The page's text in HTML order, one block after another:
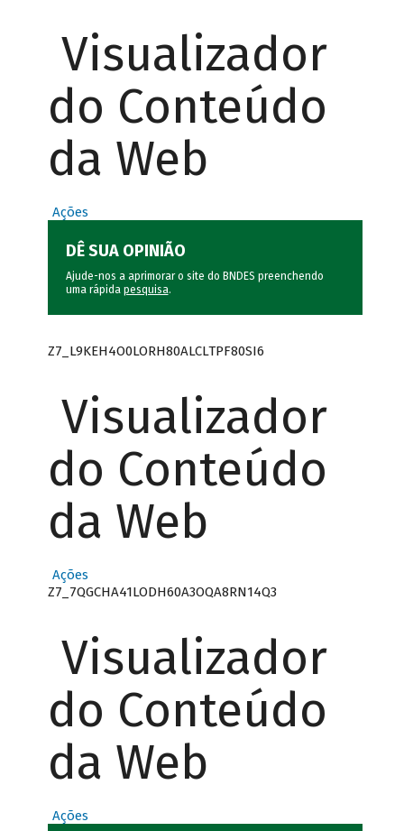
Visualizador
do Conteúdo
da Web
Ações
DÊ SUA OPINIÃO
Ajude-nos a aprimorar o site do BNDES preenchendo
uma rápida pesquisa.
Z7_L9KEH4O0LORH80ALCLTPF80SI6
Visualizador
do Conteúdo
da Web
Ações
Z7_7QGCHA41LODH60A3OQA8RN14Q3
Visualizador
do Conteúdo
da Web
Ações